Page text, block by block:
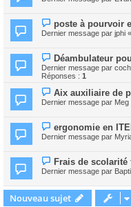
poste à pourvoir
Dernier message par jphi «
Déambulateur
Dernier message par
Réponses : 1
Aix auxiliaire de
Dernier message par Meg
ergonomie en
Dernier message par
Frais de
Dernier message par
Nouveau sujet